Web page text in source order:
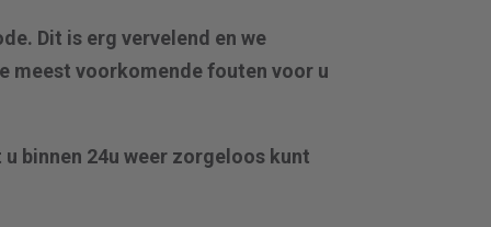
Dit is erg vervelend en we
meest voorkomende fouten voor u
binnen 24u weer zorgeloos kunt